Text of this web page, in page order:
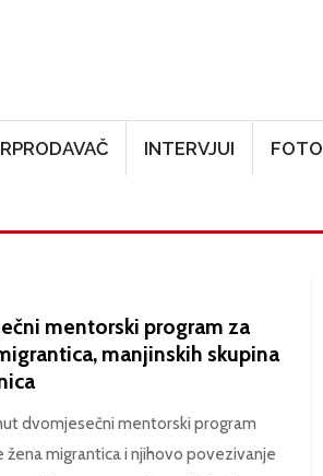
INTERVJUI FOTO
mentorski program za
manjinskih skupina
dvomjesečni mentorski program
žena migrantica i njihovo povezivanje